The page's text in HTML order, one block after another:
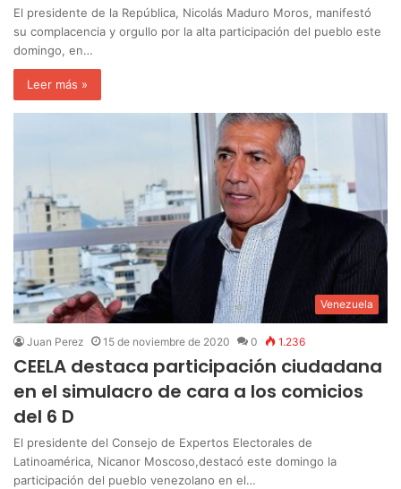
El presidente de la República, Nicolás Maduro Moros, manifestó
su complacencia y orgullo por la alta participación del pueblo este
domingo, en…
Leer más »
Venezuela
Juan Perez 15 de noviembre de 2020 0 1.236
CEELA destaca participación ciudadana
en el simulacro de cara a los comicios
del 6 D
El presidente del Consejo de Expertos Electorales de
Latinoamérica, Nicanor Moscoso,destacó este domingo la
participación del pueblo venezolano en el…